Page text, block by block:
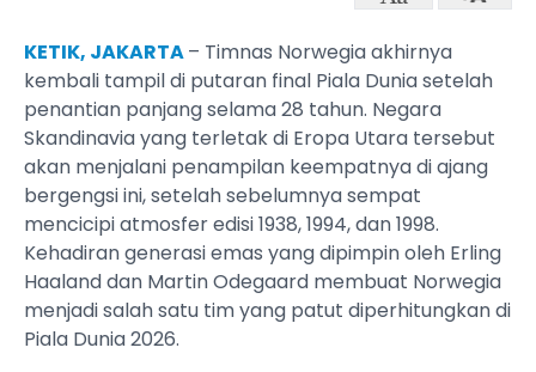
KETIK, JAKARTA– Timnas Norwegia akhirnya
kembali tampil di putaran final Piala Dunia setelah
penantian panjang selama 28 tahun. Negara
Skandinavia yang terletak di Eropa Utara tersebut
akan menjalani penampilan keempatnya di ajang
bergengsi ini, setelah sebelumnya sempat
mencicipi atmosfer edisi 1938, 1994, dan 1998.
Kehadiran generasi emas yang dipimpin oleh Erling
Haaland dan Martin Odegaard membuat Norwegia
menjadi salah satu tim yang patut diperhitungkan di
Piala Dunia 2026.